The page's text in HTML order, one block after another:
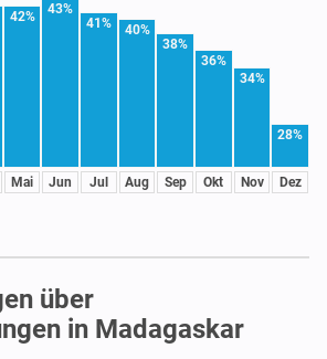
42%
Mai
43%
Jun
41%
Jul
40%
Aug
38%
Sep
36%
Okt
34%
Nov
28%
Dez
über
in Madagaskar